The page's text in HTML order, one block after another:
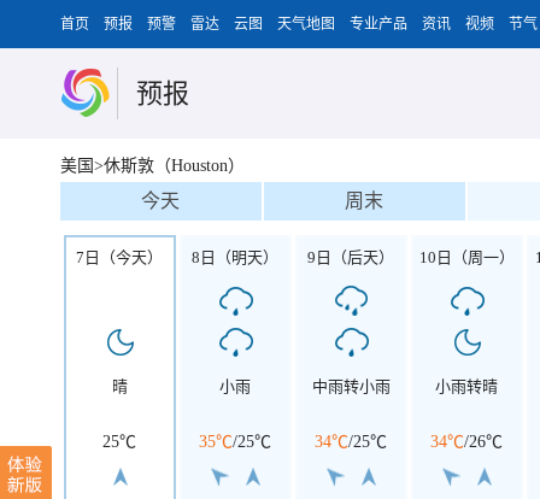
首页 预报 预警 雷达 云图 天气地图 专业产品 资讯 视频 节气
预报
美国>休斯敦（Houston）
今天 周末
7日（今天）
晴
25℃
8日（明天）
小雨
35℃/25℃
9日（后天）
中雨转小雨
34℃/25℃
10日（周一）
小雨转晴
34℃/26℃